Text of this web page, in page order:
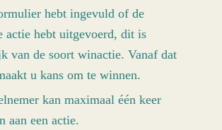
hebt ingevuld of de
actie hebt uitgevoerd, dit is
van de soort winactie. Vanaf dat
u kans om te winnen.
kan maximaal één keer
aan een actie.